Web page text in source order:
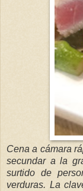
Cena a cámara
secundar a la
surtido de
verduras. La